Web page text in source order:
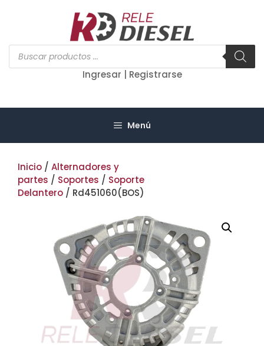
Búsqueda
de
productos
Ingresar | Registrarse
Menú
Inicio / Alternadores y
partes / Soportes / Soporte
Delantero / Rd451060(BOS)